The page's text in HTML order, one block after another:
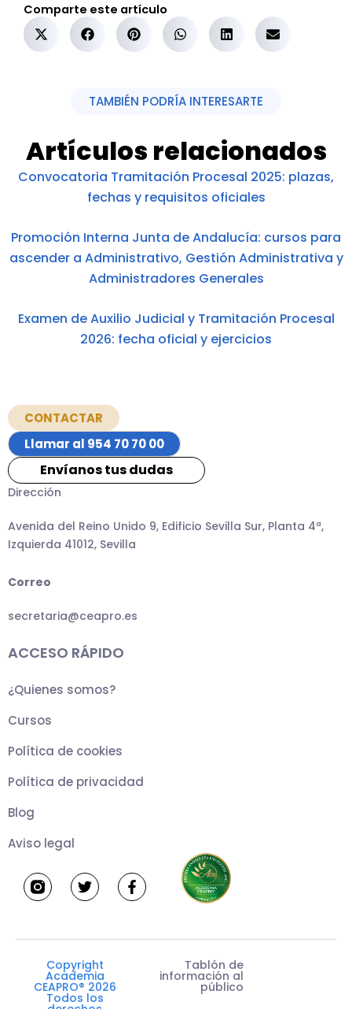
Comparte este artículo
TAMBIÉN PODRÍA INTERESARTE
Artículos relacionados
Convocatoria Tramitación Procesal 2025: plazas,
fechas y requisitos oficiales
Promoción Interna Junta de Andalucía: cursos para
ascender a Administrativo, Gestión Administrativa y
Administradores Generales
Examen de Auxilio Judicial y Tramitación Procesal
2026: fecha oficial y ejercicios
CONTACTAR
Llamar al 954 70 70 00
Envíanos tus dudas
Dirección
Avenida del Reino Unido 9, Edificio Sevilla Sur, Planta 4ª,
Izquierda 41012, Sevilla
Correo
secretaria@ceapro.es
ACCESO RÁPIDO
¿Quienes somos?
Cursos
Política de cookies
Política de privacidad
Blog
Aviso legal
w
i
t
r
a
c
e
o
Copyright
Academia
CEAPRO® 2026
Todos los
Tablón de
información al
público